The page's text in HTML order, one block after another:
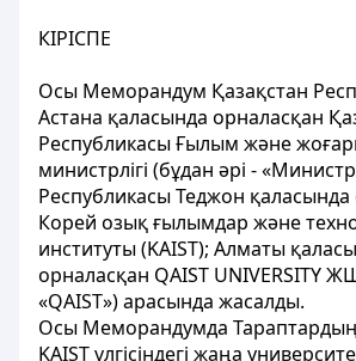
КІРІСПЕ
Осы Меморандум Қазақстан
Астана қаласында орналасқан
Республикасы Ғылым және
министрлігі (бұдан әрі -
Республикасы Теджон қаласында
Корей озық ғылымдар және
институты (KAIST); Алматы
орналасқан QAIST UNIVERSITY
«QAIST») арасында жасалды.
Осы Меморандумда Тараптардың
KAIST үлгісіндегі жаңа